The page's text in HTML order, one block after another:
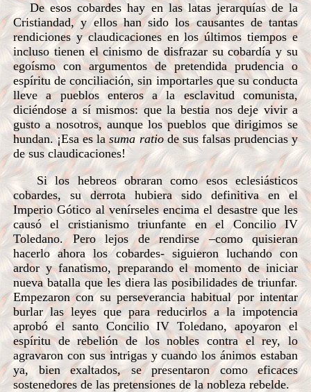
De esos cobardes hay en las latas jerarquías de la
Cristiandad, y ellos han sido los causantes de tantas
rendiciones y claudicaciones en los últimos tiempos e
incluso tienen el cinismo de disfrazar su cobardía y su
egoísmo con argumentos de pretendida prudencia o
espíritu de conciliación, sin importarles que su conducta
lleve a pueblos enteros a la esclavitud comunista,
diciéndose a sí mismos: que la bestia nos deje vivir a
gusto a nosotros, aunque los pueblos que dirigimos se
hundan. ¡Esa es lasuma ratio de sus falsas prudencias y
de sus claudicaciones!
Si los hebreos obraran como esos eclesiásticos
cobardes, su derrota hubiera sido definitiva en el
Imperio Gótico al venírseles encima el desastre que les
causó el cristianismo triunfante en el Concilio IV
Toledano. Pero lejos de rendirse –como quisieran
hacerlo ahora los cobardes- siguieron luchando con
ardor y fanatismo, preparando el momento de iniciar
nueva batalla que les diera las posibilidades de triunfar.
Empezaron con su perseverancia habitual por intentar
burlar las leyes que para reducirlos a la impotencia
aprobó el santo Concilio IV Toledano, apoyaron el
espíritu de rebelión de los nobles contra el rey, lo
agravaron con sus intrigas y cuando los ánimos estaban
ya, bien exaltados, se presentaron como eficaces
sostenedores de las pretensiones de la nobleza rebelde.